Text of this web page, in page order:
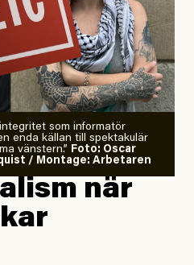
som informatör
enda källan till spektakulär
vänstern.” Foto: Oscar
/ Montage: Arbetaren
när